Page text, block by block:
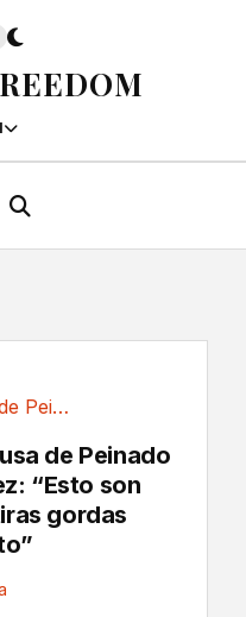
Barrabés, ante la causa de Peinado sobre...
de Peinado
“Esto son
gordas